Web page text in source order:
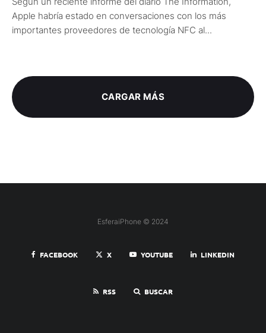
Apple habría estado en conversaciones con los más
importantes proveedores de tecnología NFC al...
CARGAR MÁS
EsferaiPhone © 2024
FACEBOOK X YOUTUBE LINKEDIN
RSS BUSCAR